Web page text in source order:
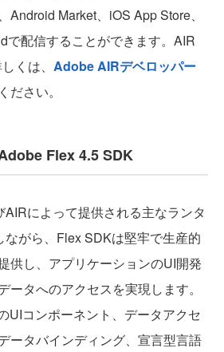
Android Market、iOS App Store、
で配信することができます。AIR
くは、 Adobe AIRデベロッパー
ださい。
Flex 4.5 SDK
によって提供される主なランタ
ながら、Flex SDKは堅牢で生産的
供し、アプリケーションのUI開発
ータへのアクセスを実現します。
UIコンポーネント、データアクセ
ータバインディング、宣言型言語